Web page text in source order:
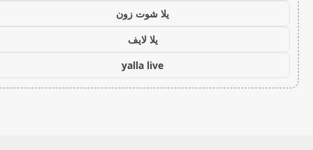
يلا شوت زون
يلا لايف
yalla live